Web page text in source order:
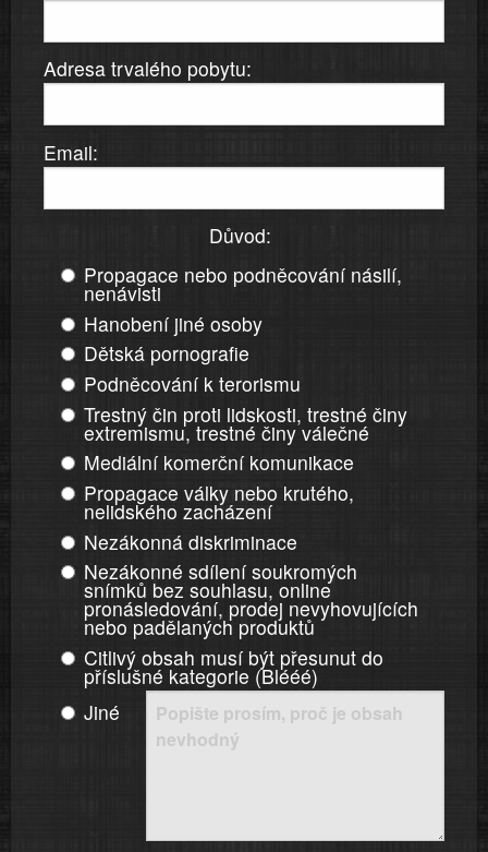
Adresa trvalého pobytu:
Email:
Důvod:
Propagace nebo podněcování násilí,
nenávisti
Hanobení jiné osoby
Dětská pornografie
Podněcování k terorismu
Trestný čin proti lidskosti, trestné činy
extremismu, trestné činy válečné
Mediální komerční komunikace
Propagace války nebo krutého,
nelidského zacházení
Nezákonná diskriminace
Nezákonné sdílení soukromých
snímků bez souhlasu, online
pronásledování, prodej nevyhovujících
nebo padělaných produktů
Citlivý obsah musí být přesunut do
příslušné kategorie (Blééé)
Jiné